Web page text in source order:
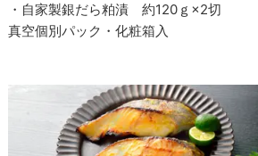
・自家製銀だら粕漬 約120ｇ×2切
真空個別パック・化粧箱入